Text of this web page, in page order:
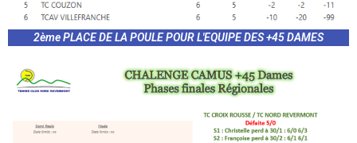
2ème PLACE DE LA POULE POUR L'EQUIPE DES +45 DAMES